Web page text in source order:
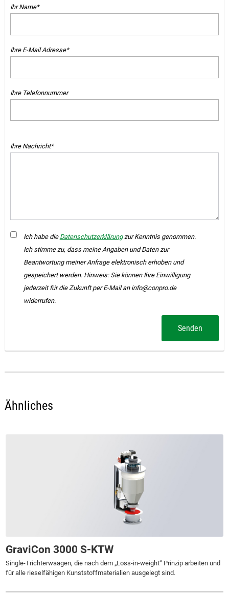
Ihr Name*
Ihre E-Mail Adresse*
Ihre Telefonnummer
Ihre Nachricht*
Ich habe die Datenschutzerklärungzur Kenntnis genommen.
Ich stimme zu, dass meine Angaben und Daten zur
Beantwortung meiner Anfrage elektronisch erhoben und
gespeichert werden. Hinweis: Sie können Ihre Einwilligung
jederzeit für die Zukunft per E-Mail an info@conpro.de
widerrufen.
Senden
Ähnliches
GraviCon 3000 S-KTW
Single-Trichterwaagen, die nach dem „Loss-in-weight“ Prinzip arbeiten und
für alle rieselfähigen Kunststoffmaterialien ausgelegt sind.